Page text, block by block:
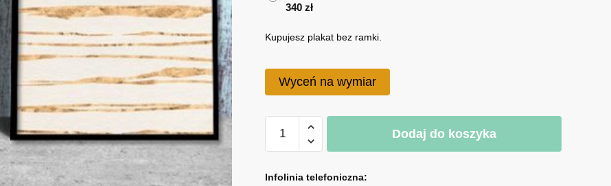
340 zł
Kupujesz plakat bez ramki.
Wyceń na wymiar
Podwójny
bestia,
Dodaj do koszyka
lInfolinia telefoniczna: